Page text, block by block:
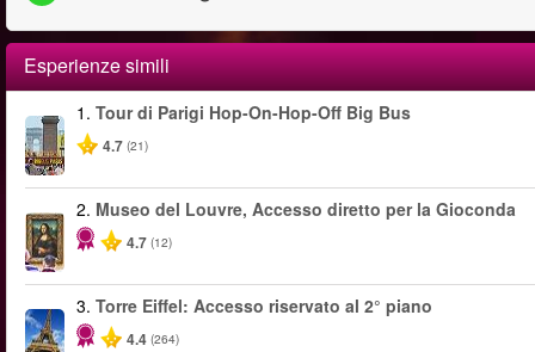
Esperienze simili
1. Tour di Parigi Hop-On-Hop-Off Big Bus
4.7 (21)
2. Museo del Louvre, Accesso diretto per la Gioconda
4.7 (12)
3. Torre Eiffel: Accesso riservato al 2° piano
4.4 (264)